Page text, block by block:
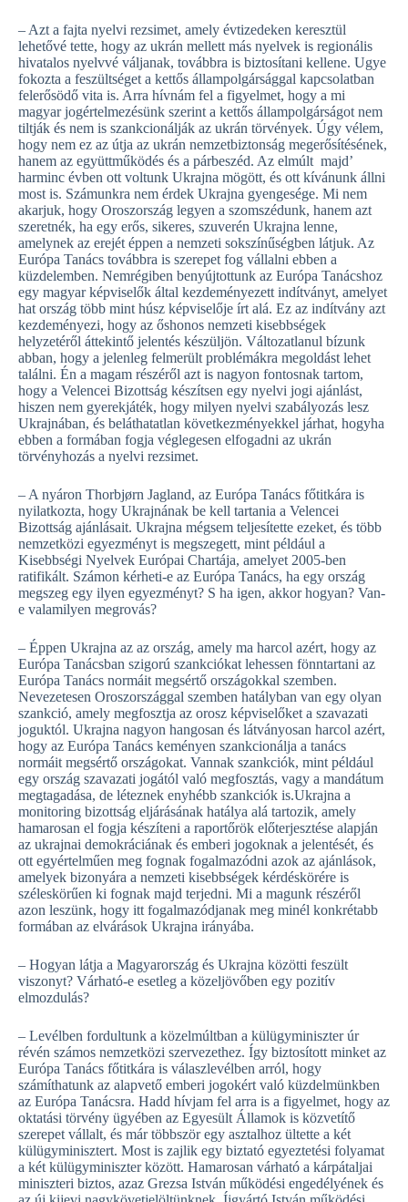
– Azt a fajta nyelvi rezsimet, amely évtizedeken keresztül
lehetővé tette, hogy az ukrán mellett más nyelvek is regionális
hivatalos nyelvvé váljanak, továbbra is biztosítani kellene. Ugye
fokozta a feszültséget a kettős állampolgársággal kapcsolatban
felerősödő vita is. Arra hívnám fel a figyelmet, hogy a mi
magyar jogértelmezésünk szerint a kettős állampolgárságot nem
tiltják és nem is szankcionálják az ukrán törvények. Úgy vélem,
hogy nem ez az útja az ukrán nemzetbiztonság megerősítésének,
hanem az együttműködés és a párbeszéd. Az elmúlt majd’
harminc évben ott voltunk Ukrajna mögött, és ott kívánunk állni
most is. Számunkra nem érdek Ukrajna gyengesége. Mi nem
akarjuk, hogy Oroszország legyen a szomszédunk, hanem azt
szeretnék, ha egy erős, sikeres, szuverén Ukrajna lenne,
amelynek az erejét éppen a nemzeti sokszínűségben látjuk. Az
Európa Tanács továbbra is szerepet fog vállalni ebben a
küzdelemben. Nemrégiben benyújtottunk az Európa Tanácshoz
egy magyar képviselők által kezdeményezett indítványt, amelyet
hat ország több mint húsz képviselője írt alá. Ez az indítvány azt
kezdeményezi, hogy az őshonos nemzeti kisebbségek
helyzetéről áttekintő jelentés készüljön. Változatlanul bízunk
abban, hogy a jelenleg felmerült problémákra megoldást lehet
találni. Én a magam részéről azt is nagyon fontosnak tartom,
hogy a Velencei Bizottság készítsen egy nyelvi jogi ajánlást,
hiszen nem gyerekjáték, hogy milyen nyelvi szabályozás lesz
Ukrajnában, és beláthatatlan következményekkel járhat, hogyha
ebben a formában fogja véglegesen elfogadni az ukrán
törvényhozás a nyelvi rezsimet.
– A nyáron Thorbjørn Jagland, az Európa Tanács főtitkára is
nyilatkozta, hogy Ukrajnának be kell tartania a Velencei
Bizottság ajánlásait. Ukrajna mégsem teljesítette ezeket, és több
nemzetközi egyezményt is megszegett, mint például a
Kisebbségi Nyelvek Európai Chartája, amelyet 2005-ben
ratifikált. Számon kérheti-e az Európa Tanács, ha egy ország
megszeg egy ilyen egyezményt? S ha igen, akkor hogyan? Van-
e valamilyen megrovás?
– Éppen Ukrajna az az ország, amely ma harcol azért, hogy az
Európa Tanácsban szigorú szankciókat lehessen fönntartani az
Európa Tanács normáit megsértő országokkal szemben.
Nevezetesen Oroszországgal szemben hatályban van egy olyan
szankció, amely megfosztja az orosz képviselőket a szavazati
joguktól. Ukrajna nagyon hangosan és látványosan harcol azért,
hogy az Európa Tanács keményen szankcionálja a tanács
normáit megsértő országokat. Vannak szankciók, mint például
egy ország szavazati jogától való megfosztás, vagy a mandátum
megtagadása, de léteznek enyhébb szankciók is.Ukrajna a
monitoring bizottság eljárásának hatálya alá tartozik, amely
hamarosan el fogja készíteni a raportőrök előterjesztése alapján
az ukrajnai demokráciának és emberi jogoknak a jelentését, és
ott egyértelműen meg fognak fogalmazódni azok az ajánlások,
amelyek bizonyára a nemzeti kisebbségek kérdéskörére is
széleskörűen ki fognak majd terjedni. Mi a magunk részéről
azon leszünk, hogy itt fogalmazódjanak meg minél konkrétabb
formában az elvárások Ukrajna irányába.
– Hogyan látja a Magyarország és Ukrajna közötti feszült
viszonyt? Várható-e esetleg a közeljövőben egy pozitív
elmozdulás?
– Levélben fordultunk a közelmúltban a külügyminiszter úr
révén számos nemzetközi szervezethez. Így biztosított minket az
Európa Tanács főtitkára is válaszlevélben arról, hogy
számíthatunk az alapvető emberi jogokért való küzdelmünkben
az Európa Tanácsra. Hadd hívjam fel arra is a figyelmet, hogy az
oktatási törvény ügyében az Egyesült Államok is közvetítő
szerepet vállalt, és már többször egy asztalhoz ültette a két
külügyminisztert. Most is zajlik egy biztató egyeztetési folyamat
a két külügyminiszter között. Hamarosan várható a kárpátaljai
miniszteri biztos, azaz Grezsa István működési engedélyének és